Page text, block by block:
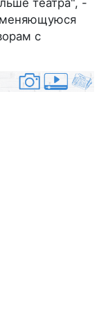
театра", -
меняющуюся
с